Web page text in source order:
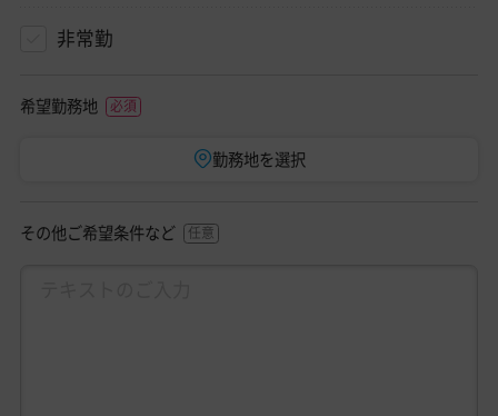
非常勤
希望勤務地
勤務地を選択
その他ご希望条件など